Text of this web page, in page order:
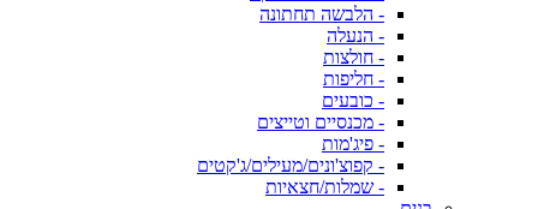
- הלבשה תחתונה
- הנעלה
- חולצות
- חליפות
- כובעים
- מכנסיים וטייצים
- פיג'מות
- קפוצ'ונים/מעילים/ג'קטים
- שמלות/חצאיות